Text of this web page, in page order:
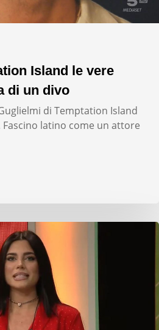
Island le vere
di un divo
di Temptation Island
latino come un attore